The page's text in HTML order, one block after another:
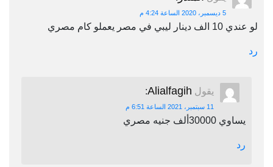
5 ديسمبر، 2020 الساعة 4:24 م
لو عندي 10 الف دينار ليبي في مصر يعملو كام مصري
رد
يقول Alialfagih
:
11 سبتمبر، 2021 الساعة 6:51 م
يساوي 30000ألف جنيه مصري
رد